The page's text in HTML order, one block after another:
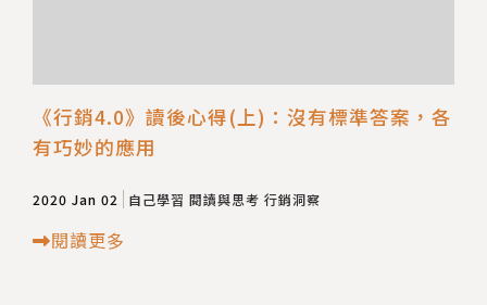
《行銷4.0》讀後心得(上)：沒有標準答案，各
有巧妙的應用
2020 Jan 02 自己學習 閱讀與思考 行銷洞察
閱讀更多